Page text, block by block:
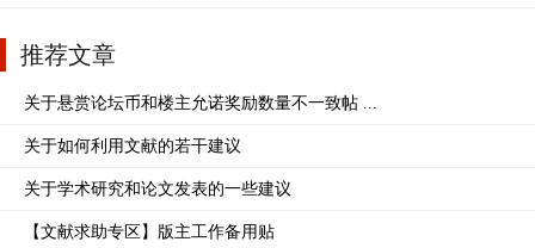
推荐文章
关于悬赏论坛币和楼主允诺奖励数量不一致帖 ...
关于如何利用文献的若干建议
关于学术研究和论文发表的一些建议
【文献求助专区】版主工作备用贴